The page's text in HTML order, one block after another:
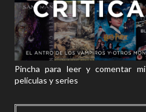
Pincha para leer y comentar
películas y series